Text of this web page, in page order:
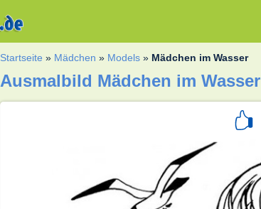
Startseite » Mädchen » Models » Mädchen im Wasser
Ausmalbild Mädchen im Wasser